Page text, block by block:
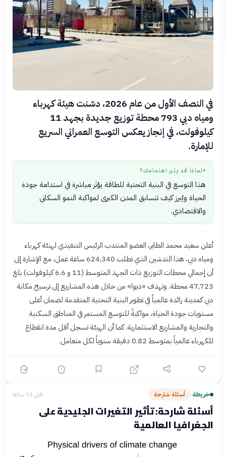
في النصف الأول من عام 2026، دشنت هيئة كهرباء
ومياه دبي 793 محطة توزيع جديدة بجهد 11
كيلوفولت، في إنجاز يعكس التوسع العمراني السريع
للإمارة.
● لماذا قد يثير اهتمامك؟
هذا التوسع في البنية التحتية للطاقة يؤثر مباشرة في استدامة جودة
الحياة ويُبرز كيف تتسابق المدن الكبرى لمواكبة النمو السكاني
والاقتصادي.
أعلن سعيد محمد الطاير، العضو المنتدب الرئيس التنفيذي لهيئة كهرباء
ومياه دبي، هذا التدشين الذي تطلب 624,340 ساعة عمل، مع الإشارة إلى
أن إجمالي محطات التوزيع ذات الجهد المتوسط (11 و 6.6 كيلوفولت) بلغ
47,723 محطة. وتهدف «ديوا» من خلال هذه المشاريع إلى ترسيخ مكانة
دبي كمدينة رائدة عالمياً في تطوير البنية التحتية المتقدمة لضمان أعلى
مستويات جودة الحياة، مواكبةً للتوسع المستمر في المناطق السكنية
والتجارية والمشاريع الاستثمارية. كما أن الهيئة تسجل أقل مدة انقطاع
للكهرباء عالمياً بمتوسط 0.82 دقيقة سنوياً لكل متعامل.
خريطة› أسئلة شارحة قبل 11 ساعة
أسئلة شارحة: تأثير التغيرات الجليدية على
الجغرافيا العالمية